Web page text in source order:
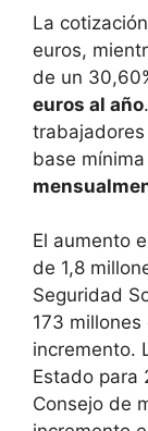
La
euros,
de un
euros al año
base mínima
El aumento
de 1,8
Seguridad
173
incremento.
Estado para
Consejo de